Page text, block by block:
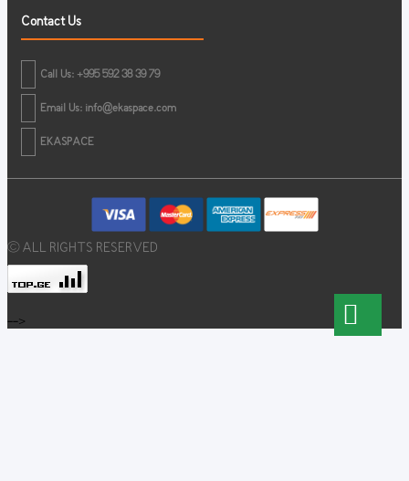
Contact Us
Call Us: +995 592 38 39 79
Email Us: info@ekaspace.com
EKASPACE
© ALL RIGHTS RESERVED
-->